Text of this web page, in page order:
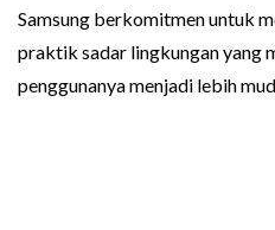
Samsung berkomitmen untuk
praktik sadar lingkungan yang
penggunanya menjadi lebih